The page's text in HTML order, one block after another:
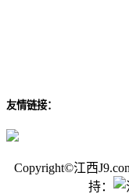
友情链接：
Copyright©江西
持：